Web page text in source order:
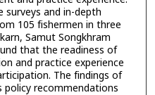
surveys and in-depth
105 fishermen in three
Samut Songkhram
that the readiness of
and practice experience
The findings of
recommendations